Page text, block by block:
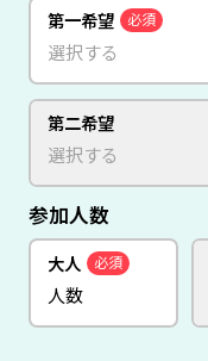
第一希望 必須
第二希望
参加人数
大人 必須